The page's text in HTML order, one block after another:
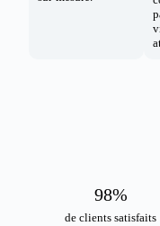
de clients satisfaits
98%